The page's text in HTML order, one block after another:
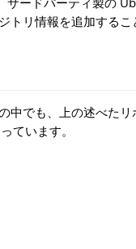
トリ情報を追加するこ
中でも、上の述べた
ています。